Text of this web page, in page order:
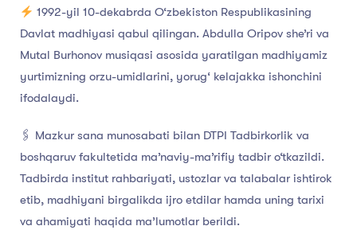
1992-yil 10-dekabrda O‘zbekiston Respublikasining
Davlat madhiyasi qabul qilingan. Abdulla Oripov she’ri va
Mutal Burhonov musiqasi asosida yaratilgan madhiyamiz
yurtimizning orzu-umidlarini, yorug‘ kelajakka ishonchini
ifodalaydi.
🖇 Mazkur sana munosabati bilan DTPI Tadbirkorlik va
boshqaruv fakultetida ma’naviy-ma’rifiy tadbir o‘tkazildi.
Tadbirda institut rahbariyati, ustozlar va talabalar ishtirok
etib, madhiyani birgalikda ijro etdilar hamda uning tarixi
va ahamiyati haqida ma’lumotlar berildi.